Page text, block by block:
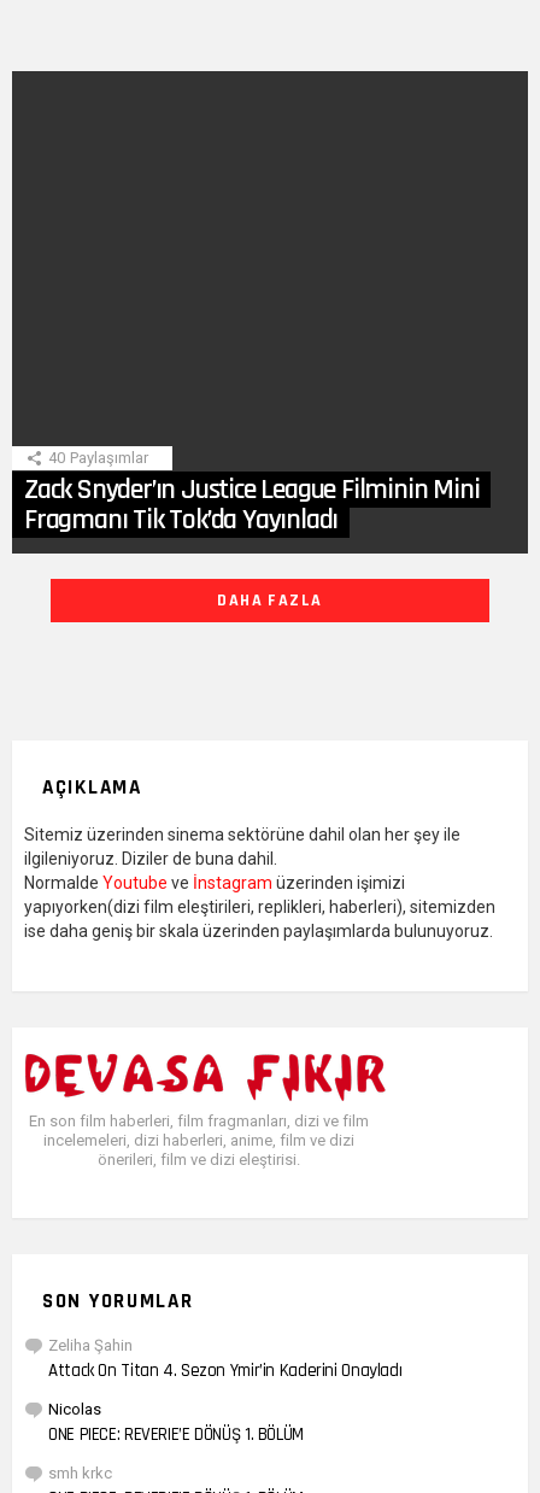
40 Paylaşımlar
Zack Snyder’ın Justice League Filminin Mini
Fragmanı Tik Tok’da Yayınladı
DAHA FAZLA
AÇIKLAMA
Sitemiz üzerinden sinema sektörüne dahil olan her şey ile
ilgileniyoruz. Diziler de buna dahil.
Normalde Youtube ve İnstagram üzerinden işimizi
yapıyorken(dizi film eleştirileri, replikleri, haberleri), sitemizden
ise daha geniş bir skala üzerinden paylaşımlarda bulunuyoruz.
En son film haberleri, film fragmanları, dizi ve film
incelemeleri, dizi haberleri, anime, film ve dizi
önerileri, film ve dizi eleştirisi.
SON YORUMLAR
Zeliha Şahin
Attack On Titan 4. Sezon Ymir’in Kaderini Onayladı
Nicolas
ONE PIECE: REVERIE’E DÖNÜŞ 1. BÖLÜM
smh krkc